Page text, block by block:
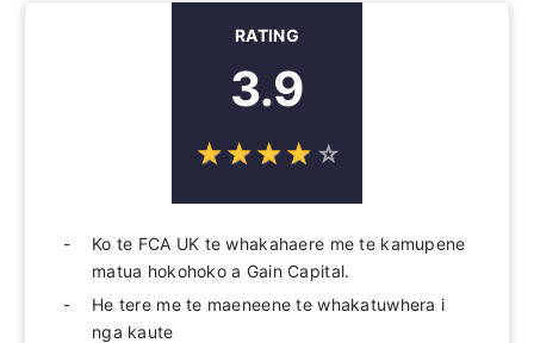
RATING
3.9
☆☆☆☆ ☆
★★★★ ★
Ko te FCA UK te whakahaere me te kamupene
matua hokohoko a Gain Capital.
He tere me te maeneene te whakatuwhera i
nga kaute